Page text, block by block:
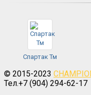
Спартак Тм
© 2015-2023
Тел.+7 (904) 294-62-17